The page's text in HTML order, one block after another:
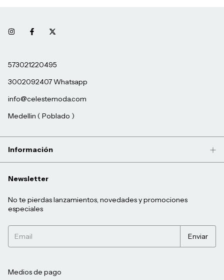
573021220495
3002092407 Whatsapp
info@celestemoda.com
Medellin ( Poblado )
Información
Newsletter
No te pierdas lanzamientos, novedades y promociones
especiales
Medios de pago